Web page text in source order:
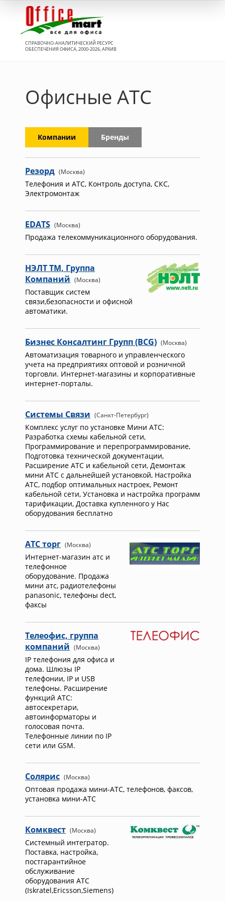
СПРАВОЧНО-АНАЛИТИЧЕСКИЙ РЕСУРС
ОБЕСПЕЧЕНИЯ ОФИСА, 2000-2026, АРХИВ
Офисные АТС
Компании Бренды
Резорд (Москва)
Телефония и АТС, Контроль доступа, СКС,
Электромонтаж
EDATS (Москва)
Продажа телекоммуникационного оборудования.
НЭЛТ ТМ, Группа
Компаний (Москва)
Поставщик систем
связи,безопасности и офисной
автоматики.
Бизнес Консалтинг Групп (BCG) (Москва)
Автоматизация товарного и управленческого
учета на предприятиях оптовой и розничной
торговли. Интернет-магазины и корпоративные
интернет-порталы.
Системы Связи (Санкт-Петербург)
Комплекс услуг по установке Мини АТС:
Разработка схемы кабельной сети,
Программирование и перепрограммирование,
Подготовка технической документации,
Расширение АТС и кабельной сети, Демонтаж
мини АТС с дальнейшей установкой, Настройка
АТС, подбор оптимальных настроек, Ремонт
кабельной сети, Установка и настройка программ
тарификации, Доставка купленного у Нас
оборудования бесплатно
АТС торг (Москва)
Интернет-магазин атс и
телефонное
оборудование. Продажа
мини атс, радиотелефоны
panasonic, телефоны dect,
факсы
Телеофис, группа
компаний (Москва)
IP телефония для офиса и
дома. Шлюзы IP
телефонии, IP и USB
телефоны. Расширение
функций АТС:
автосекретари,
автоинформаторы и
голосовая почта.
Телефонные линии по IP
сети или GSM.
Солярис (Москва)
Оптовая продажа мини-АТС, телефонов, факсов,
установка мини-АТС
Комквест (Москва)
Системный интегратор.
Поставка, настройка,
постгарантийное
обслуживание
оборудования АТС
(Iskratel,Ericsson,Siemens)